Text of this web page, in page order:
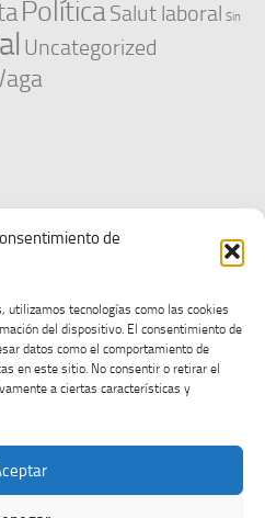
de
utilizamos tecnologías como las cookies
del dispositivo. El consentimiento de
datos como el comportamiento de
en este sitio. No consentir o retirar el
a ciertas características y
PolíticaSalut laboral Sin
Uncategorized